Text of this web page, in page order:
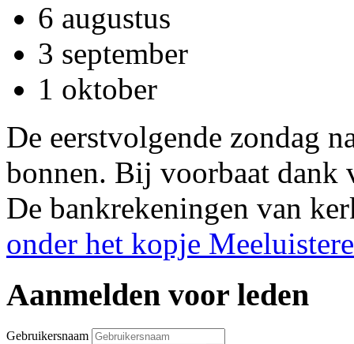
6 augustus
3 september
1 oktober
De eerstvolgende zondag
bonnen. Bij voorbaat dank
De bankrekeningen van
onder het kopje
Aanmelden voor leden
Gebruikersnaam